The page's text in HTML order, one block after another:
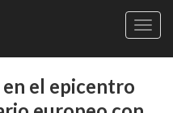
el epicentro